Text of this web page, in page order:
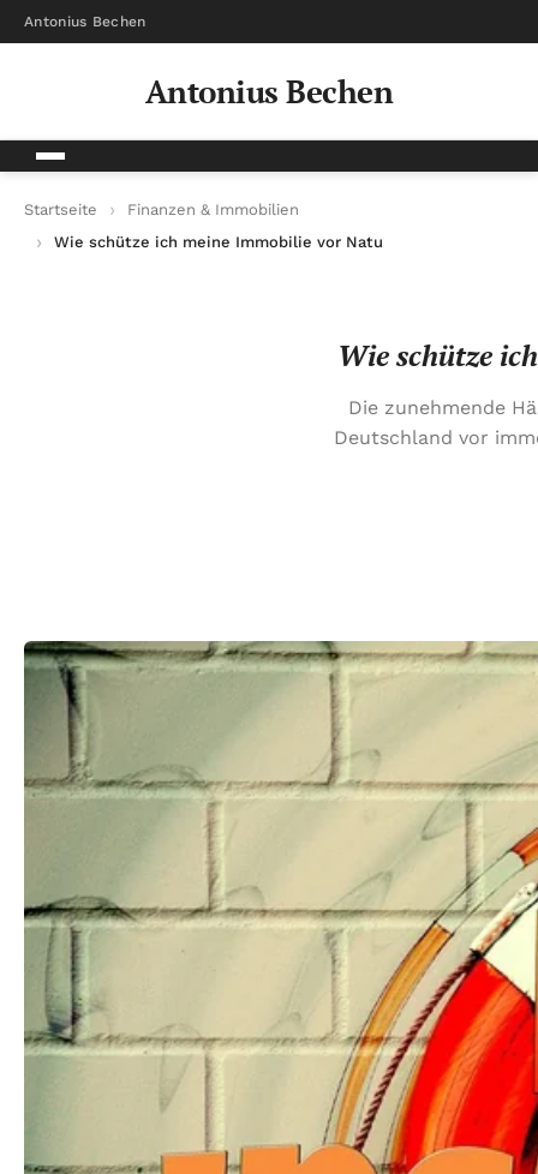
Antonius Bechen
Antonius Bechen
Startseite
Finanzen & Immobilien
Wie schütze ich meine Immobilie vor Naturkatastrophen
Wie schütze
Die zunehmende
Deutschland vor